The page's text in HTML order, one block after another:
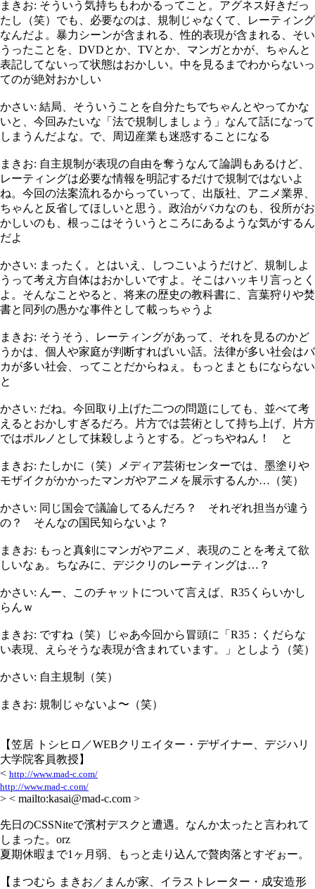
まきお: そういう気持ちもわかるってこと。アグネス好きだっ
たし（笑）でも、必要なのは、規制じゃなくて、レーティング
なんだよ。暴力シーンが含まれる、性的表現が含まれる、そい
うったことを、DVDとか、TVとか、マンガとかが、ちゃんと
表記してないって状態はおかしい。中を見るまでわからないっ
てのが絶対おかしい
かさい: 結局、そういうことを自分たちでちゃんとやってかな
いと、今回みたいな「法で規制しましょう」なんて話になって
しまうんだよな。で、周辺産業も迷惑することになる
まきお: 自主規制が表現の自由を奪うなんて論調もあるけど、
レーティングは必要な情報を明記するだけで規制ではないよ
ね。今回の法案流れるからっていって、出版社、アニメ業界、
ちゃんと反省してほしいと思う。政治がバカなのも、役所がお
かしいのも、根っこはそういうところにあるような気がするん
だよ
かさい: まったく。とはいえ、しつこいようだけど、規制しよ
うって考え方自体はおかしいですよ。そこはハッキリ言っとく
よ。そんなことやると、将来の歴史の教科書に、言葉狩りや焚
書と同列の愚かな事件として載っちゃうよ
まきお: そうそう、レーティングがあって、それを見るのかど
うかは、個人や家庭が判断すればいい話。法律が多い社会はバ
カが多い社会、ってことだからねぇ。もっとまともにならない
と
かさい: だね。今回取り上げた二つの問題にしても、並べて考
えるとおかしすぎるだろ。片方では芸術として持ち上げ、片方
ではポルノとして抹殺しようとする。どっちやねん！ と
まきお: たしかに（笑）メディア芸術センターでは、墨塗りや
モザイクがかかったマンガやアニメを展示するんか…（笑）
かさい: 同じ国会で議論してるんだろ？ それぞれ担当が違う
の？ そんなの国民知らないよ？
まきお: もっと真剣にマンガやアニメ、表現のことを考えて欲
しいなぁ。ちなみに、デジクリのレーティングは…？
かさい: んー、このチャットについて言えば、R35くらいかし
らんｗ
まきお: ですね（笑）じゃあ今回から冒頭に「R35：くだらな
い表現、えらそうな表現が含まれています。」としよう（笑）
かさい: 自主規制（笑）
まきお: 規制じゃないよ〜（笑）
【笠居 トシヒロ／WEBクリエイター・デザイナー、デジハリ
大学院客員教授】
< http://www.mad-c.com/
http://www.mad-c.com/
> < mailto:kasai@mad-c.com >
先日のCSSNiteで濱村デスクと遭遇。なんか太ったと言われて
しまった。orz
夏期休暇まで1ヶ月弱、もっと走り込んで贅肉落とすぞぉー。
【まつむら まきお／まんが家、イラストレーター・成安造形